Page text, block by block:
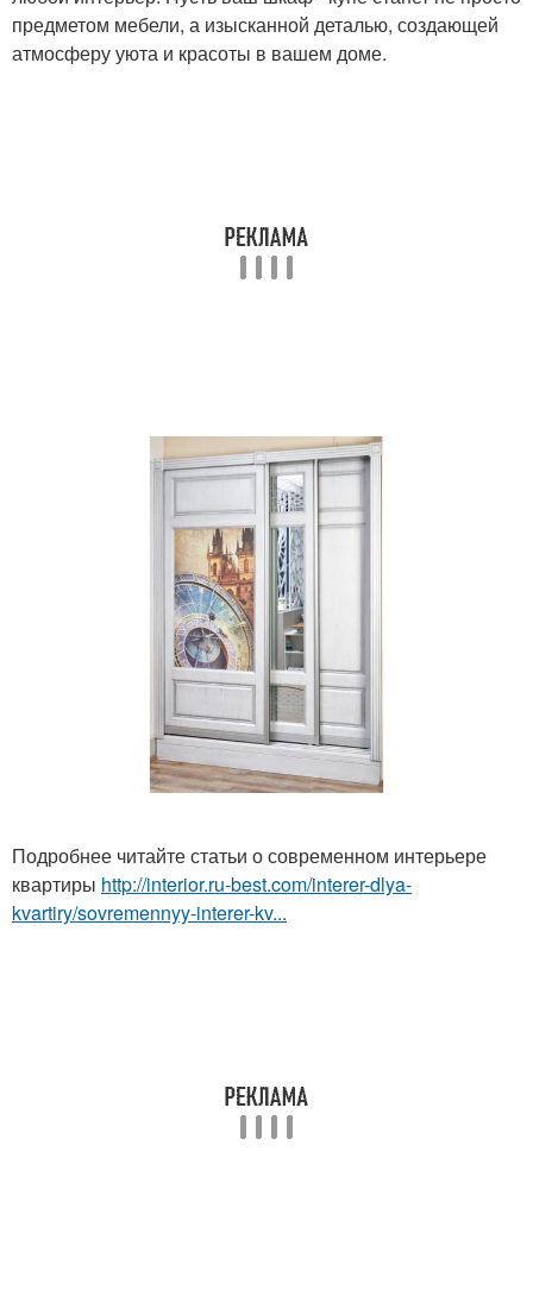
предметом мебели, а изысканной деталью, создающей
атмосферу уюта и красоты в вашем доме.
Подробнее читайте статьи о современном интерьере
квартиры http://interior.ru-best.com/interer-dlya-
kvartiry/sovremennyy-interer-kv...